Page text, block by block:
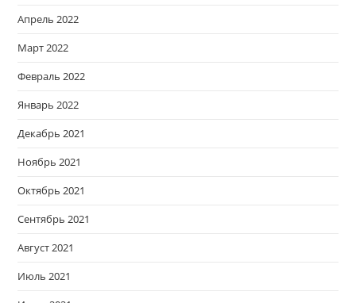
Апрель 2022
Март 2022
Февраль 2022
Январь 2022
Декабрь 2021
Ноябрь 2021
Октябрь 2021
Сентябрь 2021
Август 2021
Июль 2021